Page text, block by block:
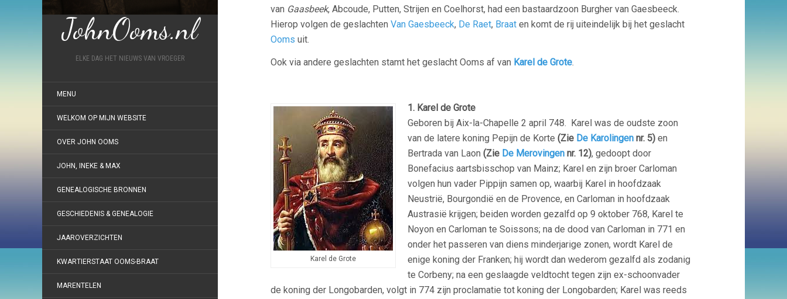
JohnOoms.nl
ELKE DAG HET NIEUWS VAN VROEGER
MENU
WELKOM OP MIJN WEBSITE
OVER JOHN OOMS
JOHN, INEKE & MAX
GENEALOGISCHE BRONNEN
GESCHIEDENIS & GENEALOGIE
JAAROVERZICHTEN
KWARTIERSTAAT OOMS-BRAAT
MARENTELEN
van Gaasbeek, Abcoude, Putten, Strijen en Coelhorst, had een bastaardzoon Burgher van Gaesbeeck.
Hierop volgen de geslachten Van Gaesbeeck, De Raet, Braat en komt de rij uiteindelijk bij het geslacht
Ooms uit.
Ook via andere geslachten stamt het geslacht Ooms af van Karel de Grote.
Karel de Grote
1. Karel de Grote
Geboren bij Aix-la-Chapelle 2 april 748. Karel was de oudste zoon
van de latere koning Pepijn de Korte (Zie De Karolingen nr. 5) en
Bertrada van Laon (Zie De Merovingen nr. 12), gedoopt door
Bonefacius aartsbisschop van Mainz; Karel en zijn broer Carloman
volgen hun vader Pippijn samen op, waarbij Karel in hoofdzaak
Neustrië, Bourgondië en de Provence, en Carloman in hoofdzaak
Austrasië krijgen; beiden worden gezalfd op 9 oktober 768, Karel te
Noyon en Carloman te Soissons; na de dood van Carloman in 771 en
onder het passeren van diens minderjarige zonen, wordt Karel de
enige koning der Franken; hij wordt dan wederom gezalfd als zodanig
te Corbeny; na een geslaagde veldtocht tegen zijn ex-schoonvader
de koning der Longobarden, volgt in 774 zijn proclamatie tot koning der Longobarden; Karel was reeds